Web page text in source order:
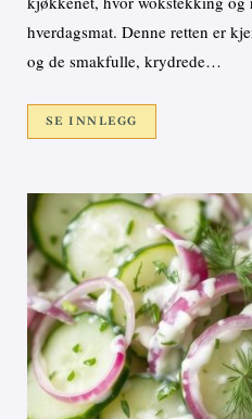
hverdagsmat. Denne retten er
og de smakfulle, krydrede…
SE INNLEGG